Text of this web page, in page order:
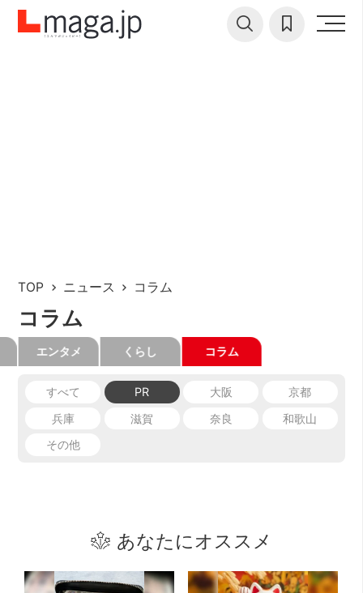
TOP ニュース コラム
コラム
エンタメ くらし コラム
すべて PR 大阪
京都
兵庫
滋賀 奈良
和歌山
その他
あなたにオススメ